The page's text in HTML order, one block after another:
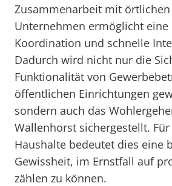
Zusammenarbeit mit
Unternehmen ermöglicht eine
Koordination und schnelle
Dadurch wird nicht nur die
Funktionalität von
öffentlichen Einrichtungen
sondern auch das
Wallenhorst sichergestellt.
Haushalte bedeutet dies eine
Gewissheit, im Ernstfall auf
zählen zu können.